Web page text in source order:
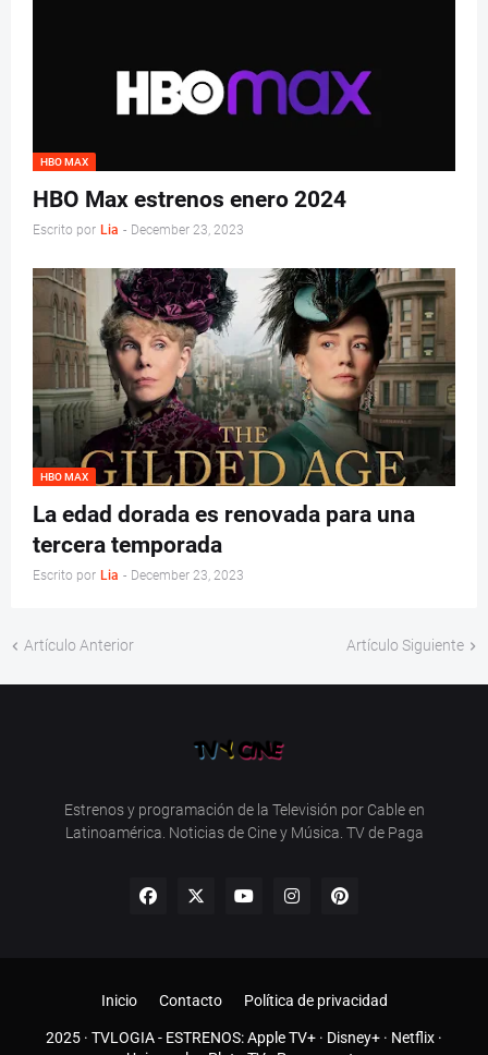
HBO MAX
HBO Max estrenos enero 2024
Escrito por Lia - December 23, 2023
HBO MAX
La edad dorada es renovada para una
tercera temporada
Escrito por Lia - December 23, 2023
Artículo Anterior Artículo Siguiente
Estrenos y programación de la Televisión por Cable en
Latinoamérica. Noticias de Cine y Música. TV de Paga
2025 · TVLOGIA- ESTRENOS:Apple TV+ · Disney+ · Netflix ·
Inicio Contacto Política de privacidad